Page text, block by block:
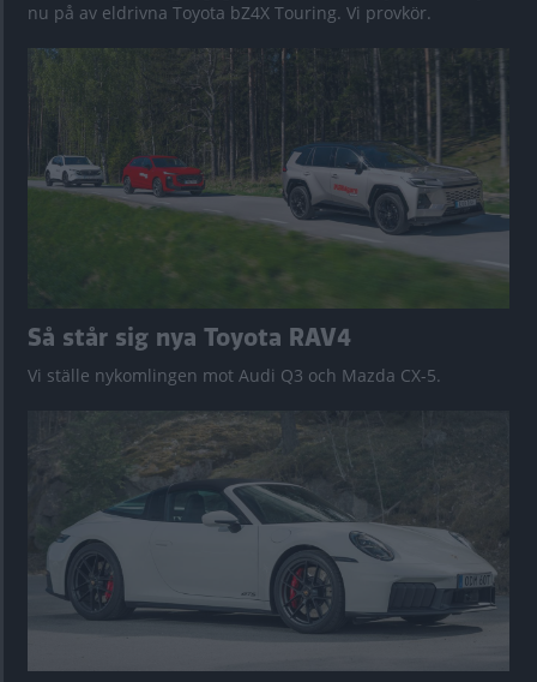
nu på av eldrivna Toyota bZ4X Touring. Vi provkör.
Så står sig nya Toyota RAV4
Vi ställe nykomlingen mot Audi Q3 och Mazda CX-5.